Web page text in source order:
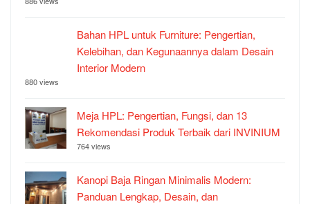
Bahan HPL untuk Furniture: Pengertian,
Kelebihan, dan Kegunaannya dalam Desain
Interior Modern
880 views
Meja HPL: Pengertian, Fungsi, dan 13
Rekomendasi Produk Terbaik dari INVINIUM
764 views
Kanopi Baja Ringan Minimalis Modern:
Panduan Lengkap, Desain, dan